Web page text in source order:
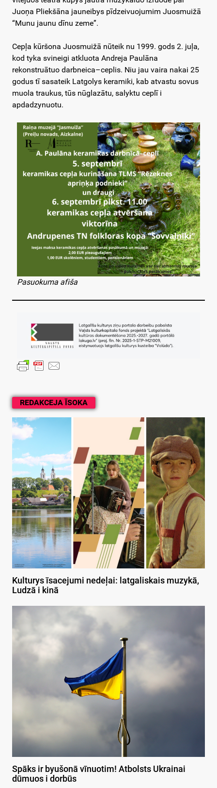
REDAKCEJA ĪSOKA
Kulturys īsacejumi nedeļai: latgaliskais muzykā,
Ludzā i kinā
Spāks ir byušonā vīnuotim! Atbolsts Ukrainai
dūmuos i dorbūs
Juoņa Pliekšāna jauneibys pīdzeivuojumim Juosmuižā
“Munu jaunu dīnu zeme”.
Cepļa kūršona Juosmuižā nūteik nu 1999. gods 2. juļa,
kod tyka svineigi atkluota Andreja Paulāna
rekonstruātuo darbneica–ceplis. Niu jau vaira nakai 25
godus tī sasateik Latgolys keramiki, kab atvastu sovus
muola traukus, tūs nūglazātu, salyktu ceplī i
apdadzynuotu.
Pasuokuma afiša